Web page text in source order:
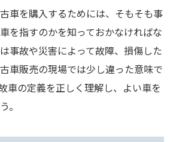
車を購入するためには、そもそも事
を指すのかを知っておかなければな
事故や災害によって故障、損傷した
車販売の現場では少し違った意味で
車の定義を正しく理解し、よい車を
。